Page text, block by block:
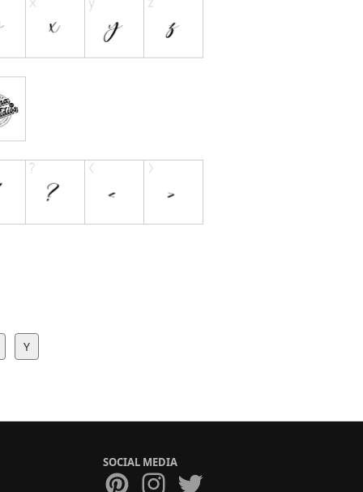
Y
SOCIAL MEDIA